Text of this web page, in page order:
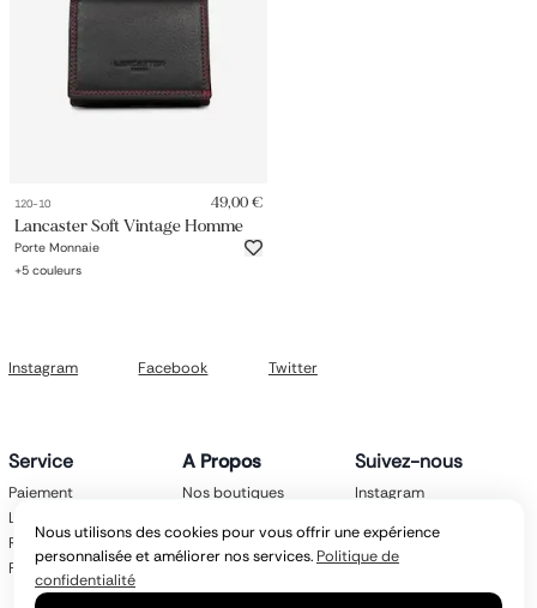
120-10 49,00 €
Lancaster Soft Vintage Homme
Porte Monnaie
+5 couleurs
Instagram Facebook Twitter
Service
Paiement
Livraison
Retours
FAQ
A Propos
Nos boutiques
Mentions légales
CGV
Politique de
Suivez-nous
Instagram
Twitter
Nous utilisons des cookies pour vous offrir une expérience
personnalisée et améliorer nos services. Politique de
confidentialité